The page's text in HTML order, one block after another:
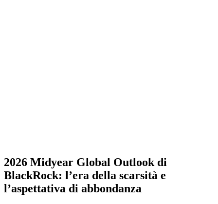
2026 Midyear Global Outlook di
BlackRock: l’era della scarsità e
l’aspettativa di abbondanza